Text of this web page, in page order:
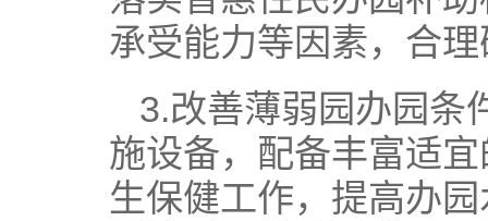
承受能力等因素，合
3.改善薄弱园办园条
施设备，配备丰富适
生保健工作，提高办